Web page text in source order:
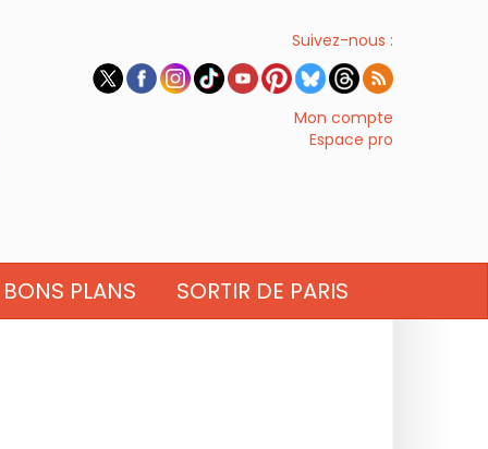
Suivez-nous :
Mon compte
Espace pro
BONS PLANS SORTIR DE PARIS